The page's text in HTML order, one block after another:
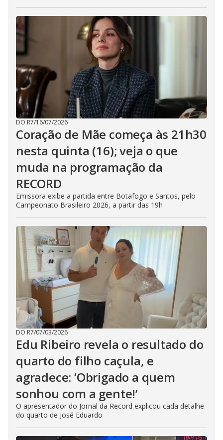
DO R7/16/07/2026
Coração de Mãe começa às 21h30
nesta quinta (16); veja o que
muda na programação da
RECORD
Emissora exibe a partida entre Botafogo e Santos, pelo
Campeonato Brasileiro 2026, a partir das 19h
DO R7/07/03/2026
Edu Ribeiro revela o resultado do
quarto do filho caçula, e
agradece: ‘Obrigado a quem
sonhou com a gente!’
O apresentador do Jornal da Record explicou cada detalhe
do quarto de José Eduardo